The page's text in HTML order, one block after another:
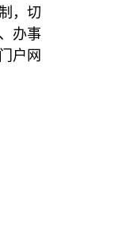
，切
办事
户网